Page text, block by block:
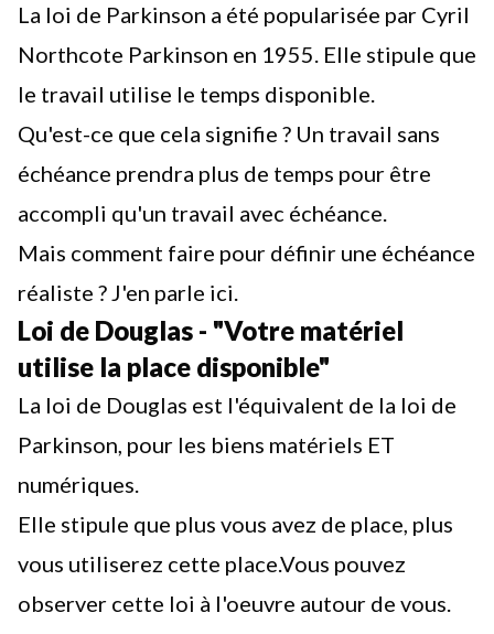
La loi de Parkinson a été popularisée par Cyril
Northcote Parkinson en 1955. Elle stipule que
le travail utilise le temps disponible.
Qu'est-ce que cela signifie ? Un travail sans
échéance prendra plus de temps pour être
accompli qu'un travail avec échéance.
Mais comment faire pour définir une échéance
réaliste ?J'en parle ici.
Loi de Douglas - "Votre matériel
utilise la place disponible"
La loi de Douglas est l'équivalent de la loi de
Parkinson, pour les biens matériels ET
numériques.
Elle stipule que plus vous avez de place, plus
vous utiliserez cette place.Vous pouvez
observer cette loi à l'oeuvre autour de vous.